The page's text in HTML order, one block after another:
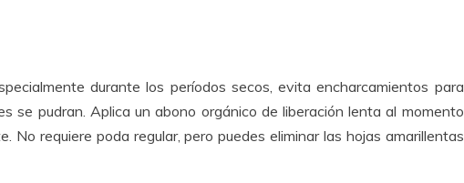
durante los períodos secos, evita encharcamientos para
se pudran. Aplica un abono orgánico de liberación lenta al momento
No requiere poda regular, pero puedes eliminar las hojas amarillentas